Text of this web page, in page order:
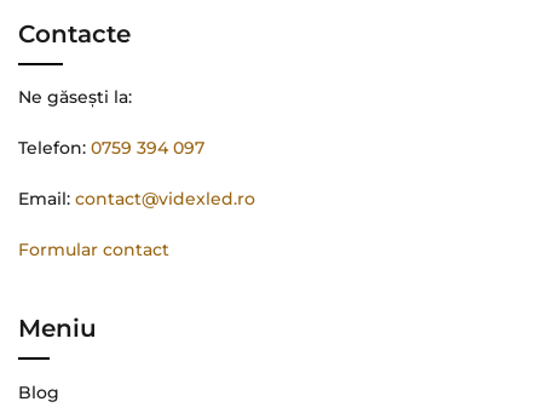
Contacte
Ne găsești la:
Telefon: 0759 394 097
Email: contact@videxled.ro
Formular contact
Meniu
Blog